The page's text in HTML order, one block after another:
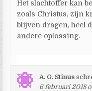
Het slachtoffer kan
zoals Christus, zijn
blijven dragen, heel
andere oplossing.
A. G. Stinus
6 februari 2018